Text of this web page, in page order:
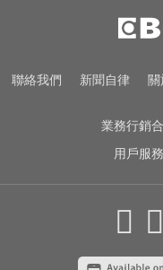
疑追星遭
播中輕生
愛玩車／這
聯絡我們 新聞自律
業務行銷合
用戶服務